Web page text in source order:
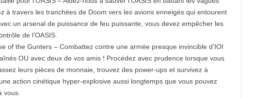
à travers les tranchées de Doom vers les avions enneigés qui entourent
un arsenal de puissance de feu puissante, vous devez empêcher les
de l’OASIS.
of the Gunters – Combattez contre une armée presque invincible d’IOI
OU avec deux de vos amis ! Procédez avec prudence lorsque vous
leurs pièces de monnaie, trouvez des power-ups et survivez à
action cinétique hyper-explosive aussi longtemps que vous pouvez
vous.